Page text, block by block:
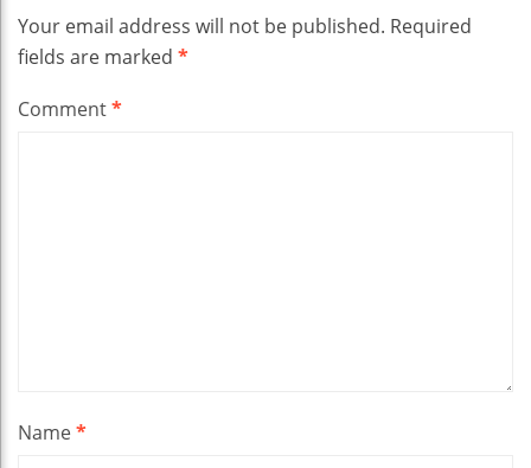
Your email address will not be published. Required
fields are marked *
Comment*
Name*